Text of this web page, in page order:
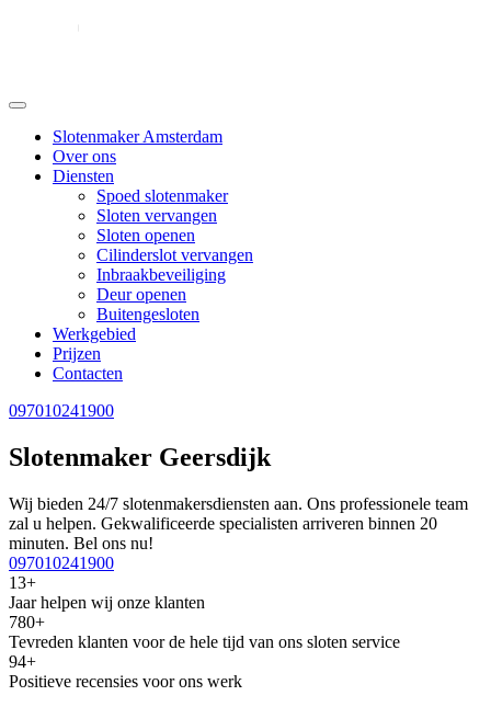
Slotenmaker Amsterdam
Over ons
Diensten
Spoed slotenmaker
Sloten vervangen
Sloten openen
Cilinderslot vervangen
Inbraakbeveiliging
Deur openen
Buitengesloten
Werkgebied
Prijzen
Contacten
097010241900
Slotenmaker Geersdijk
Wij bieden 24/7 slotenmakersdiensten aan. Ons professionele team
zal u helpen. Gekwalificeerde specialisten arriveren binnen 20
minuten. Bel ons nu!
097010241900
13+
Jaar helpen wij onze klanten
780+
Tevreden klanten voor de hele tijd van ons sloten service
94+
Positieve recensies voor ons werk